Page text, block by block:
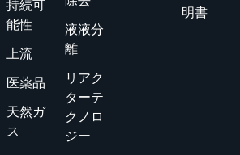
持続可
能性
上流
医薬品
天然ガ
ス
液液分
離
リアク
ターテ
クノロ
ジー
明書